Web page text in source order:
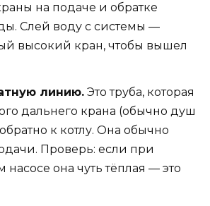
на подаче и обратке
Слей воду с системы —
высокий кран, чтобы вышел
линию. Это труба, которая
дальнего крана (обычно душ
к котлу. Она обычно
Проверь: если при
она чуть тёплая — это